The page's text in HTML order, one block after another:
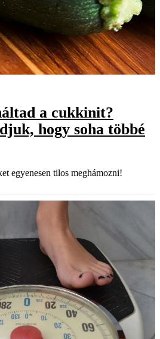
a cukkinit?
hogy soha többé
egyenesen tilos meghámozni!